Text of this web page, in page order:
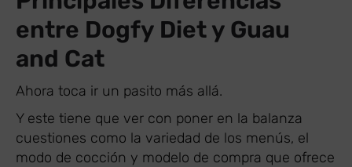
entre Dogfy Diet y Guau
and Cat
Ahora toca ir un pasito más allá.
Y este tiene que ver con poner en la balanza
cuestiones como la variedad de los menús, el
modo de cocción y modelo de compra que ofrece